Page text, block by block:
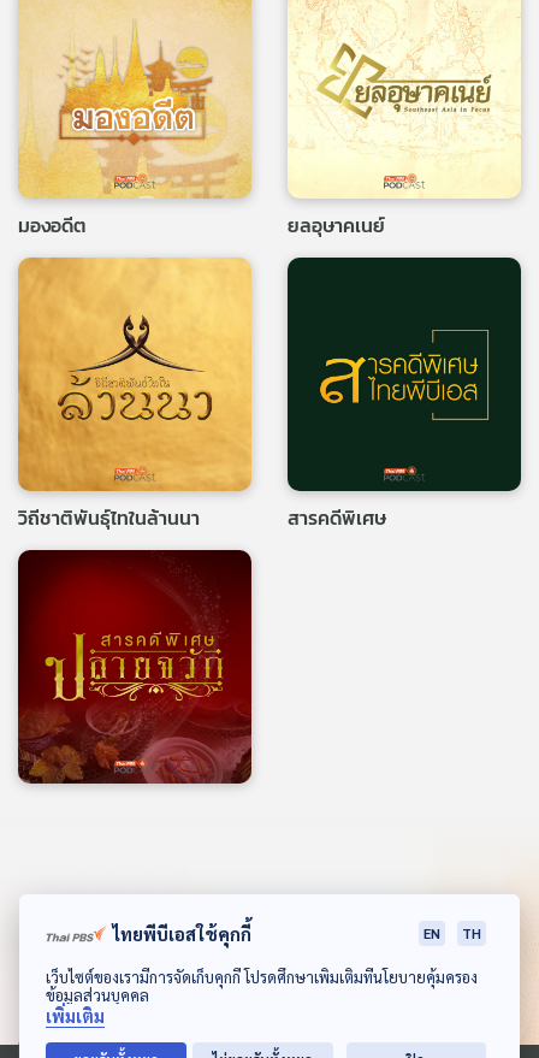
ดาวน์โหลด Thai PBS Podcast Application
มองอดีต ยลอุษาคเนย์
วิถีชาติพันธุ์ไทในล้านนา สารคดีพิเศษ
ไทยพีบีเอสใช้คุกกี้ EN TH
เว็บไซต์ของเรามีการจัดเก็บคุกกี้ โปรดศึกษาเพิ่มเติมที่นโยบายคุ้มครอง
ข้อมูลส่วนบุคคล
เพิ่มเติม